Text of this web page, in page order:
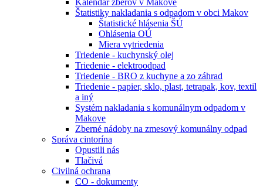
Kalendár zberov v Makove
Štatistiky nakladania s odpadom v obci Makov
Štatistické hlásenia ŠÚ
Ohlásenia OÚ
Miera vytriedenia
Triedenie - kuchynský olej
Triedenie - elektroodpad
Triedenie - BRO z kuchyne a zo záhrad
Triedenie - papier, sklo, plast, tetrapak, kov, textil
a iný
Systém nakladania s komunálnym odpadom v
Makove
Zberné nádoby na zmesový komunálny odpad
Správa cintorína
Opustili nás
Tlačivá
Civilná ochrana
CO - dokumenty